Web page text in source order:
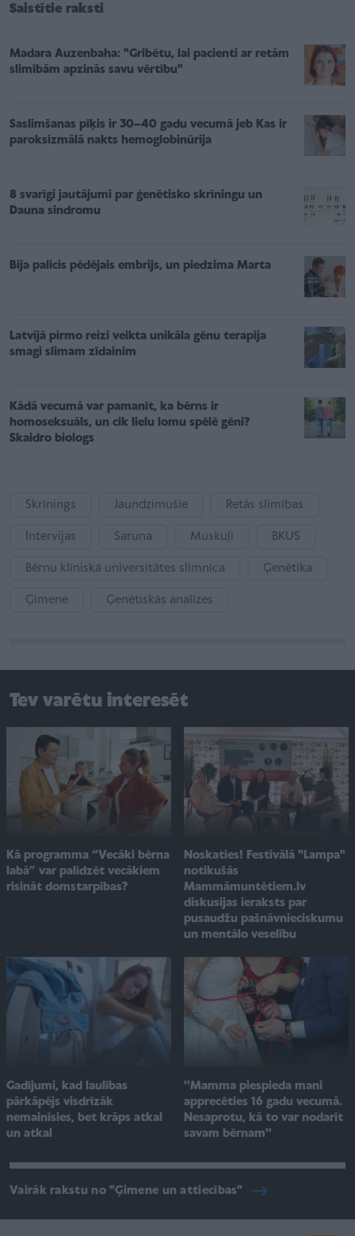
Saistītie raksti
Madara Auzenbaha: "Gribētu, lai pacienti ar retām
slimībām apzinās savu vērtību"
Saslimšanas pīķis ir 30–40 gadu vecumā jeb Kas ir
paroksizmālā nakts hemoglobinūrija
8 svarīgi jautājumi par ģenētisko skrīningu un
Dauna sindromu
Bija palicis pēdējais embrijs, un piedzima Marta
Latvijā pirmo reizi veikta unikāla gēnu terapija
smagi slimam zīdainim
Kādā vecumā var pamanīt, ka bērns ir
homoseksuāls, un cik lielu lomu spēlē gēni?
Skaidro biologs
Skrīnings Jaundzimušie Retās slimības
Intervijas Saruna Muskuļi BKUS
Bērnu klīniskā universitātes slimnīca Ģenētika
Ģimene Ģenētiskās analīzes
Tev varētu interesēt
Kā programma “Vecāki bērna
labā” var palīdzēt vecākiem
risināt domstarpības?
Noskaties! Festivālā "Lampa"
notikušās
Mammāmuntētiem.lv
diskusijas ieraksts par
pusaudžu pašnāvnieciskumu
un mentālo veselību
Gadījumi, kad laulības
pārkāpējs visdrīzāk
nemainīsies, bet krāps atkal
un atkal
''Mamma piespieda mani
apprecēties 16 gadu vecumā.
Nesaprotu, kā to var nodarīt
savam bērnam''
Vairāk rakstu no "Ģimene un attiecības"